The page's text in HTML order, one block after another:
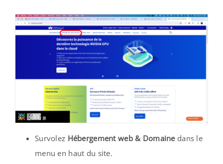
Survolez Hébergement web & Domainedans le
menu en haut du site.